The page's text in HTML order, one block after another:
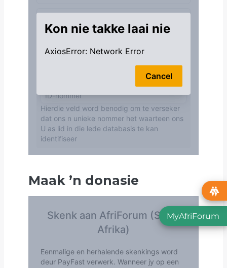
Maak ’n donasie
MyAfriForum